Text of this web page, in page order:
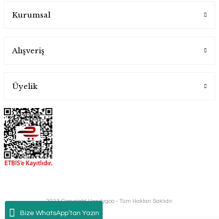
Bize WhatsApp’tan Yazın
El Yapımı Metalik Mırra Cezvesi 4 lu Set
Handygoo
Kurumsal
Alışveriş
Üyelik
2023 Copyright Handygoo - Tüm Hakları Saklıdır.